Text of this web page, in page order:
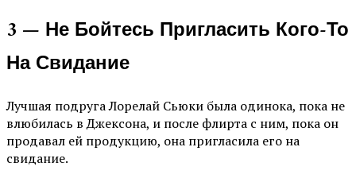
3 — Не Бойтесь Пригласить Кого-То
На Свидание
Лучшая подруга Лорелай Сьюки была одинока, пока не
влюбилась в Джексона, и после флирта с ним, пока он
продавал ей продукцию, она пригласила его на
свидание.